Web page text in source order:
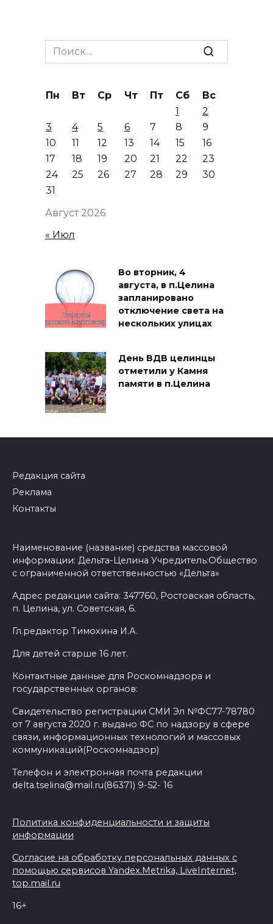
Search
for:
Август 2026
Пн Вт Ср Чт Пт Сб
Вс
1
2
3
4 5 6 7 8
9
10
11 12 13 14 15
16
17
18 19 20 21 22
23
24
25 26 27 28 29
30
31
« Июл
Во вторник, 4
августа, в п.Целина
запланировано
отключение света на
нескольких улицах
День ВДВ целинцы
отметили у Камня
памяти в п.Целина
Редакция сайта
Реклама
Контакты
Наименование (название) средства массовой
информации: Дельта-Целина Учредитель:Общество
с ограниченной ответственностью «Дельта»
Адрес редакции сайта: 347760, Ростовская область,
п. Целина, ул. Советская, 6.
Гл.редактор Тимохина И.А.
Для детей старше 16 лет.
Контактные данные для Роскомнадзора и
государственных органов:
Свидетельство регистрации СМИ Эл №ФС77-78780
от 7 августа 2020 г. выдано ФС по надзору в сфере
связи, информационных технологий и массовых
коммуникаций(Роскомнадзор)
Телефон и электронная почта редакции
delta.tselina@mail.ru(86371) 9-52- 16
Политика конфиденциальности и защиты
информации
Согласие на обработку персональных данных с
помощью сервисов Yandex.Metrika, LiveInternet,
top.mail.ru
16+